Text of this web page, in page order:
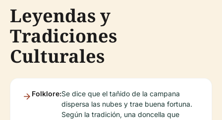
Leyendas y
Tradiciones
Culturales
Folklore:Se dice que el tañido de la campana
dispersa las nubes y trae buena fortuna.
Según la tradición, una doncella que